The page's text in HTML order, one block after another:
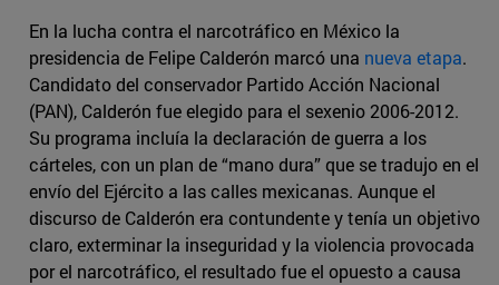
En la lucha contra el narcotráfico en México la
presidencia de Felipe Calderón marcó una nueva etapa.
Candidato del conservador Partido Acción Nacional
(PAN), Calderón fue elegido para el sexenio 2006-2012.
Su programa incluía la declaración de guerra a los
cárteles, con un plan de “mano dura” que se tradujo en el
envío del Ejército a las calles mexicanas. Aunque el
discurso de Calderón era contundente y tenía un objetivo
claro, exterminar la inseguridad y la violencia provocada
por el narcotráfico, el resultado fue el opuesto a causa